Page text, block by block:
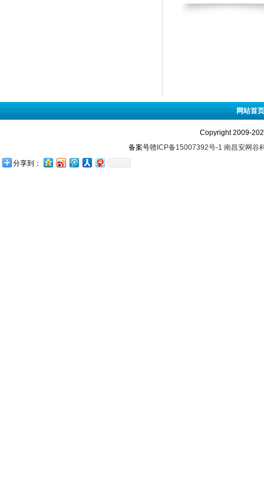
网站首页
Copyright 2009-
备案号赣ICP备15007392号-1 南昌安网谷
分享到：